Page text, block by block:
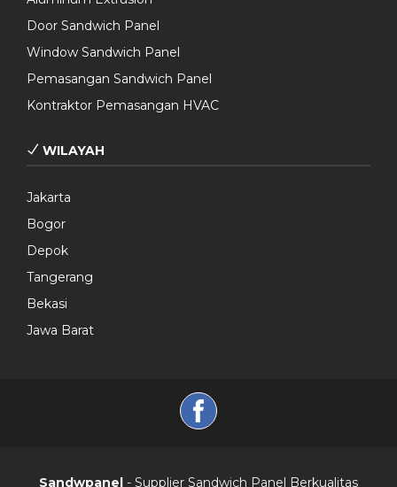
Door Sandwich Panel
Window Sandwich Panel
Pemasangan Sandwich Panel
Kontraktor Pemasangan HVAC
WILAYAH
Jakarta
Bogor
Depok
Tangerang
Bekasi
Jawa Barat
Sandwpanel - Supplier Sandwich Panel Berkualitas